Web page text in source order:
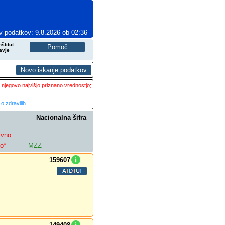
podatkov: 9.8.2026 ob 02:36
najvišjo priznano vrednostjo;
zdravilih.
Nacionalna šifra
MZZ
159607
-